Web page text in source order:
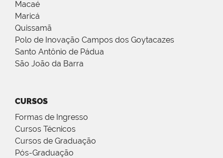
Macaé
Maricá
Quissamã
Polo de Inovação Campos dos Goytacazes
Santo Antônio de Pádua
São João da Barra
CURSOS
Formas de Ingresso
Cursos Técnicos
Cursos de Graduação
Pós-Graduação